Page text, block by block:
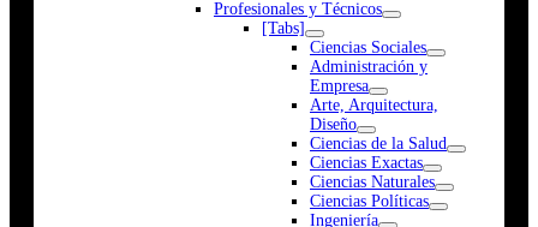
Profesionales y Técnicos
[Tabs]
Ciencias Sociales
Administración y
Empresa
Arte, Arquitectura,
Diseño
Ciencias de la Salud
Ciencias Exactas
Ciencias Naturales
Ciencias Políticas
Ingeniería